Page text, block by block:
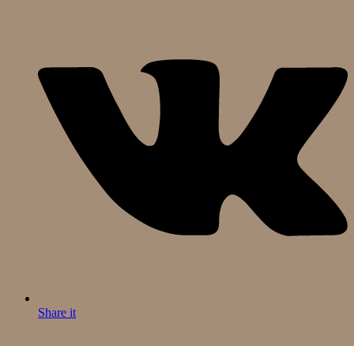
Share it